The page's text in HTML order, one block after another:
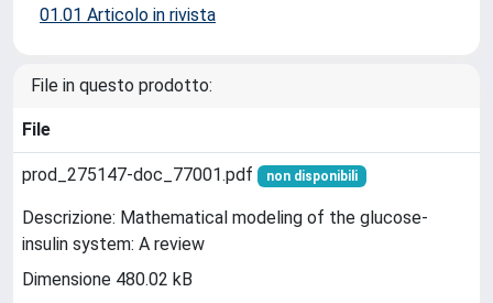
01.01 Articolo in rivista
File in questo prodotto:
File
prod_275147-doc_77001.pdf non disponibili
Descrizione: Mathematical modeling of the glucose-
insulin system: A review
Dimensione 480.02 kB